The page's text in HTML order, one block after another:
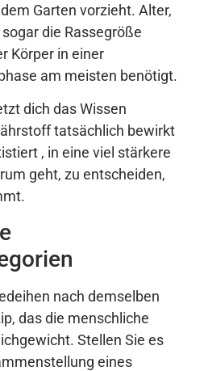
Garten vorzieht. Alter,
die Rassegröße
Körper in einer
am meisten benötigt.
dich das Wissen
tatsächlich bewirkt
, in eine viel stärkere
geht, zu entscheiden,
nach demselben
das die menschliche
Stellen Sie es
eines